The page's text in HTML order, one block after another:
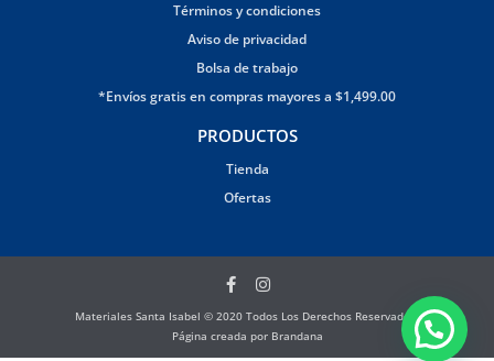
Términos y condiciones
Aviso de privacidad
Bolsa de trabajo
*Envíos gratis en compras mayores a $1,499.00
PRODUCTOS
Tienda
Ofertas
Página creada por Brandana
Materiales Santa Isabel © 2020 Todos Los Derechos Reservados.